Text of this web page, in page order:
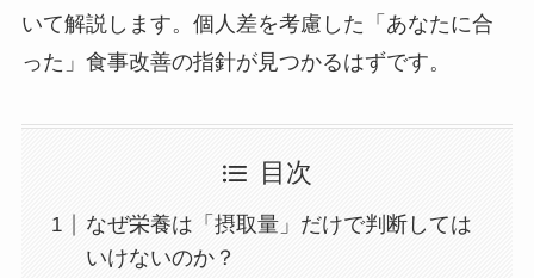
いて解説します。個人差を考慮した「あなたに合
った」食事改善の指針が見つかるはずです。
目次
なぜ栄養は「摂取量」だけで判断しては
いけないのか？